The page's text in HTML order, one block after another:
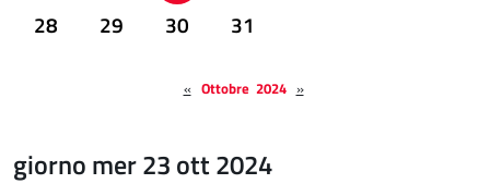
28
29 30 31
« Ottobre 2024 »
giorno mer 23 ott 2024